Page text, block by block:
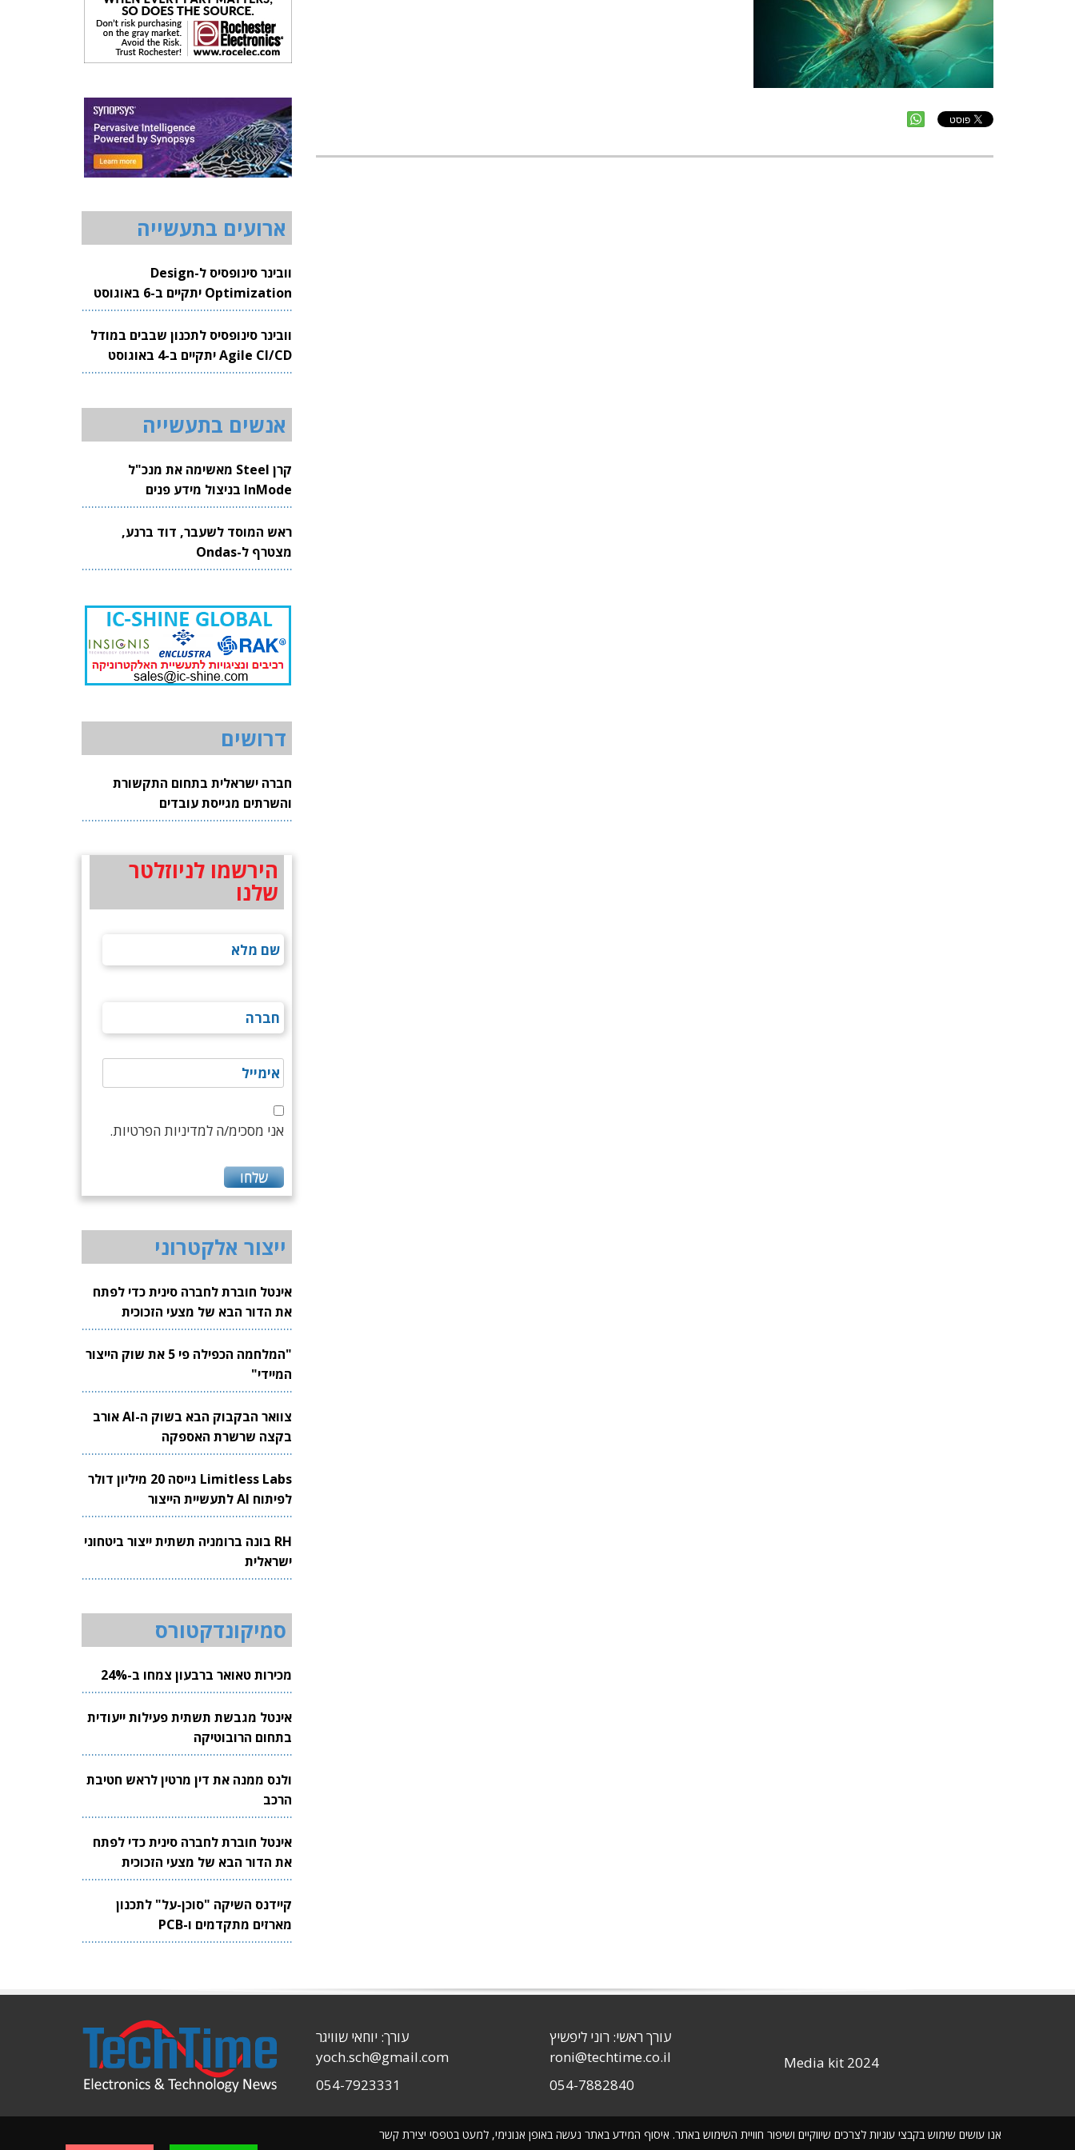
ארועים בתעשייה
וובינר סינופסיס ל-Design
Optimization יתקיים ב-6 באוגוסט
2026
וובינר סינופסיס לתכנון שבבים במודל
Agile CI/CD יתקיים ב-4 באוגוסט
2026
אנשים בתעשייה
קרן Steel מאשימה את מנכ"ל
InMode בניצול מידע פנים
ראש המוסד לשעבר, דוד ברנע,
מצטרף ל-Ondas
דרושים
חברה ישראלית בתחום התקשורת
והשרתים מגייסת עובדים
הירשמו לניוזלטר
שלנו
אני מסכימ/ה למדיניות הפרטיות.
ייצור אלקטרוני
אינטל חוברת לחברה סינית כדי לפתח
את הדור הבא של מצעי הזכוכית
לשבבים
"המלחמה הכפילה פי 5 את שוק הייצור
המיידי"
צוואר הבקבוק הבא בשוק ה-AI אורב
בקצה שרשרת האספקה
Limitless Labs גייסה 20 מיליון דולר
לפיתוח AI לתעשיית הייצור
RH בונה ברומניה תשתית ייצור ביטחוני
ישראלית
סמיקונדקטורס
מכירות טאואר ברבעון צמחו ב-24%
אינטל מגבשת תשתית פעילות ייעודית
בתחום הרובוטיקה
ולנס ממנה את דין מרטין לראש חטיבת
הרכב
אינטל חוברת לחברה סינית כדי לפתח
את הדור הבא של מצעי הזכוכית
לשבבים
קיידנס השיקה "סוכן-על" לתכנון
מארזים מתקדמים ו-PCB
אנו עושים שימוש בקבצי עוגיות לצרכים שיווקיים ושיפור חוויית השימוש באתר. איסוף המידע באתר נעשה באופן אנונימי, למעט בטפסי יצירת קשר
Media kit 2024
עורך ראשי: רוני ליפשיץ
roni@techtime.co.il
054-7882840
עורך: יוחאי שוויגר
yoch.sch@gmail.com
054-7923331